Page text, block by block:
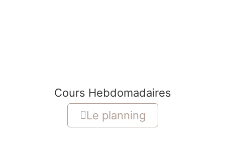
Cours Hebdomadaires
Le planning